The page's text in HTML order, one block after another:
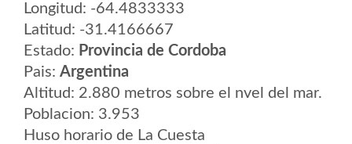
Longitud: -64.4833333
Latitud: -31.4166667
Estado: Provincia de Cordoba
Pais: Argentina
Altitud: 2.880 metros sobre el nvel del mar.
Poblacion: 3.953
Huso horario de La Cuesta